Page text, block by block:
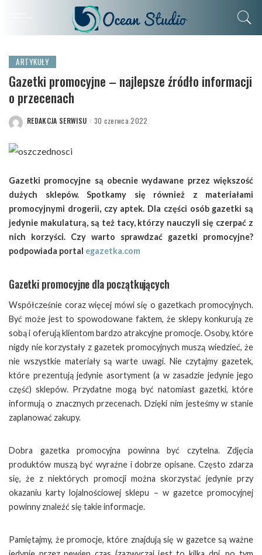
ARTYKUŁY
Gazetki promocyjne – najlepsze źródło informacji
o przecenach
POSTED
REDAKCJA SERWISU 30 czerwca 2022
Gazetki promocyjne są obecnie wydawane przez większość
dużych sklepów. Spotkamy się również z materiałami
promocyjnymi drogerii, czy aptek. Dla części osób gazetki są
jedynie makulaturą, są też tacy, którzy nauczyli się czerpać z
nich korzyści. Czy warto sprawdzać gazetki promocyjne?
podpowiada portal egazetka.com
Gazetki promocyjne dla początkujących
Współcześnie coraz więcej mówi się o gazetkach promocyjnych.
Być może jest to spowodowane faktem, że sklepy konkurują ze
sobą i oferują klientom bardzo atrakcyjne promocje. Osoby, które
nigdy nie korzystały z gazetek promocyjnych muszą wiedzieć, że
nie wszystkie materiały są warte uwagi. Nie czytajmy gazetek,
które prezentują jedynie asortyment (a w zasadzie jedynie jego
część) sklepów. Przydatne mogą być natomiast gazetki, które
informują o znacznych przecenach. Dzięki nim jesteśmy w stanie
zaplanować zakupy.
Dobra gazetka promocyjna powinna być czytelna. Zdjęcia
produktów muszą być wyraźne i dobrze opisane. Często zdarza
się, że z niektórych promocji można skorzystać jedynie przy
okazaniu karty lojalnościowej sklepu – w gazetce promocyjnej
powinny znaleźć się takie informacje.
Pamiętajmy, że promocje, które znajdują się w gazetce są ważne